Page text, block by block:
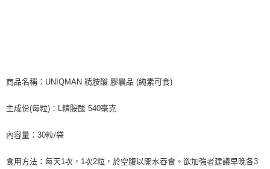
商品名稱：UNIQMAN 精胺酸 膠囊品 (純素可食)
主成份(每粒)：L精胺酸 540毫克
內容量：30粒/袋
食用方法：每天1次，1次2粒，於空腹以開水吞食。欲加強者建議早晚各3